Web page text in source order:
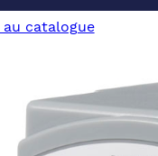
catalogue